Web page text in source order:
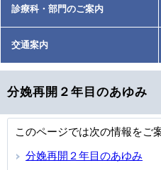
診療科・部門のご案内
交通案内
分娩再開２年目のあゆみ
このページでは次の情報をご
分娩再開２年目のあゆみ